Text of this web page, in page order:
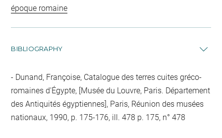
époque romaine
BIBLIOGRAPHY
Dunand, Françoise, Catalogue des terres cuites gréco-
romaines d'Égypte, [Musée du Louvre, Paris. Département
des Antiquités égyptiennes], Paris, Réunion des musées
nationaux, 1990, p. 175-176, ill. 478 p. 175, n° 478